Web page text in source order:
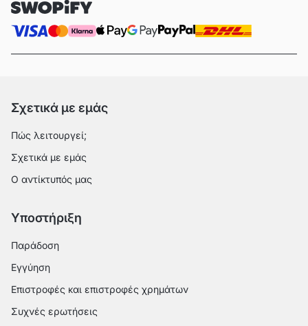
Σχετικά με εμάς
Πώς λειτουργεί;
Σχετικά με εμάς
Ο αντίκτυπός μας
Υποστήριξη
Παράδοση
Εγγύηση
Επιστροφές και επιστροφές χρημάτων
Συχνές ερωτήσεις